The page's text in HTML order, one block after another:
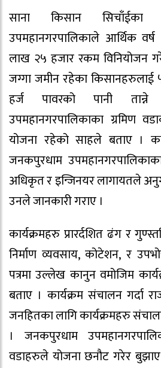
साना किसान सिचाँईका
उपमहानगरपालिकाले आर्थिक
लाख २५ हजार रकम विनियोजन
जग्गा जमीन रहेका किसानहरुलाई
हर्ज पावरको पानी
उपमहानगरपालिकाका ग्रमिण
योजना रहेको साहले बताए ।
जनकपुरधाम
अधिकृत र इन्जिनयर लागायतले
उनले जानकारी गराए ।
कार्यक्रमहरु प्रारर्दशित ढंग र
निर्माण व्यवसाय, कोटेशन, र
पत्रमा उल्लेख कानुन वमोजिम
बताए । कार्यक्रम संचालन गर्दा
जनहितका लागि कार्यक्रमहरु
। जनकपुरधाम
वडाहरुले योजना छनौट गरेर